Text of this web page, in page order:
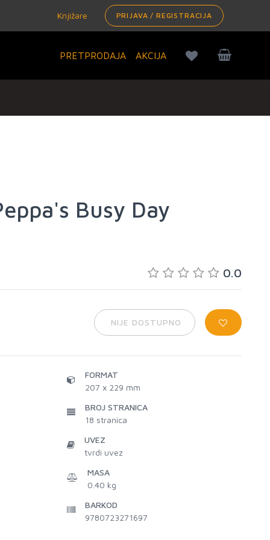
Knjižare PRIJAVA / REGISTRACIJA
PRETPRODAJA AKCIJA
Busy Day
0.0
NIJE DOSTUPNO
FORMAT
207 x 229 mm
BROJ STRANICA
18 stranica
UVEZ
tvrdi uvez
MASA
0.40 kg
BARKOD
9780723271697